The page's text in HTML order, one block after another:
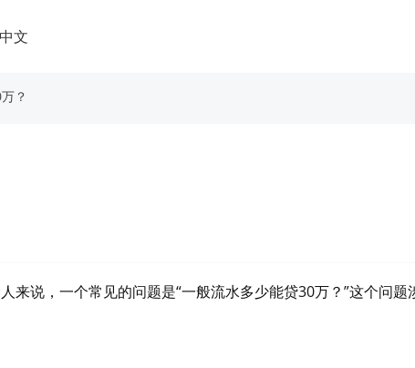
文
？
来说，一个常见的问题是“一般流水多少能贷30万？”这个问题